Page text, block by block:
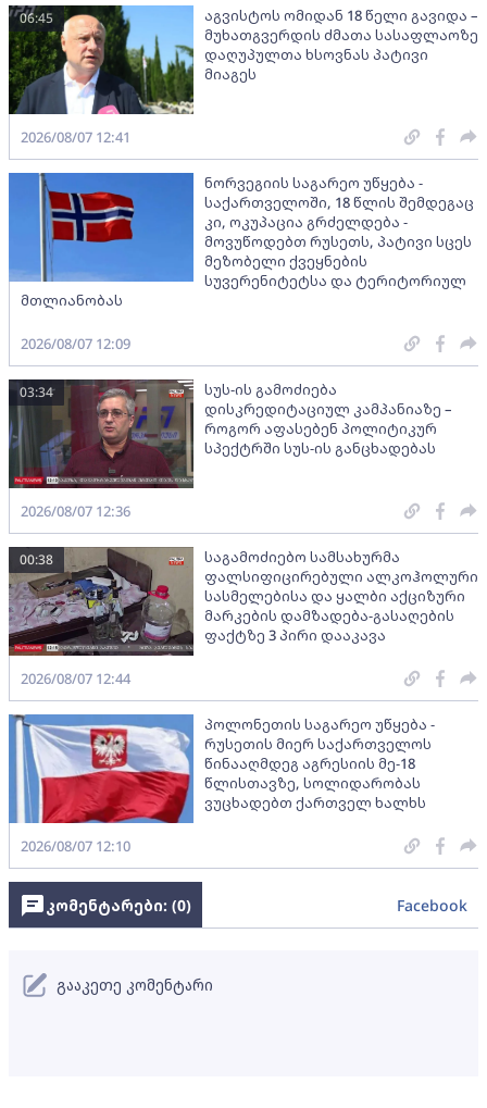
აგვისტოს ომიდან 18 წელი გავიდა –
მუხათგვერდის ძმათა სასაფლაოზე
დაღუპულთა ხსოვნას პატივი
მიაგეს
06:45
2026/08/07 12:41
ნორვეგიის საგარეო უწყება -
საქართველოში, 18 წლის შემდეგაც
კი, ოკუპაცია გრძელდება -
მოვუწოდებთ რუსეთს, პატივი სცეს
მეზობელი ქვეყნების
სუვერენიტეტსა და ტერიტორიულ
მთლიანობას
2026/08/07 12:09
სუს-ის გამოძიება
დისკრედიტაციულ კამპანიაზე –
როგორ აფასებენ პოლიტიკურ
სპექტრში სუს-ის განცხადებას
03:34
2026/08/07 12:36
საგამოძიებო სამსახურმა
ფალსიფიცირებული ალკოჰოლური
სასმელებისა და ყალბი აქციზური
მარკების დამზადება-გასაღების
ფაქტზე 3 პირი დააკავა
00:38
2026/08/07 12:44
პოლონეთის საგარეო უწყება -
რუსეთის მიერ საქართველოს
წინააღმდეგ აგრესიის მე-18
წლისთავზე, სოლიდარობას
ვუცხადებთ ქართველ ხალხს
2026/08/07 12:10
კომენტარები: (0) Facebook
გააკეთე კომენტარი